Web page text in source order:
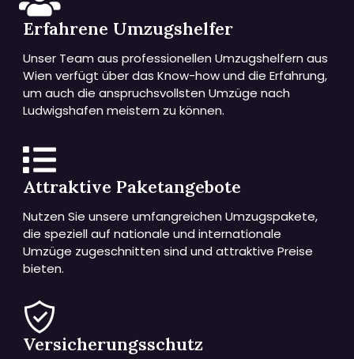
Erfahrene Umzugshelfer
Unser Team aus professionellen Umzugshelfern aus
Wien verfügt über das Know-how und die Erfahrung,
um auch die anspruchsvollsten Umzüge nach
Ludwigshafen meistern zu können.
Attraktive Paketangebote
Nutzen Sie unsere umfangreichen Umzugspakete,
die speziell auf nationale und internationale
Umzüge zugeschnitten sind und attraktive Preise
bieten.
Versicherungsschutz